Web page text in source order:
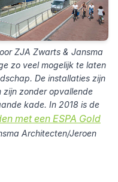
ZJA Zwarts & Jansma
zo veel mogelijk te laten
De installaties zijn
zijn zonder opvallende
kade. In 2018 is de
met een ESPA Gold
Architecten/Jeroen